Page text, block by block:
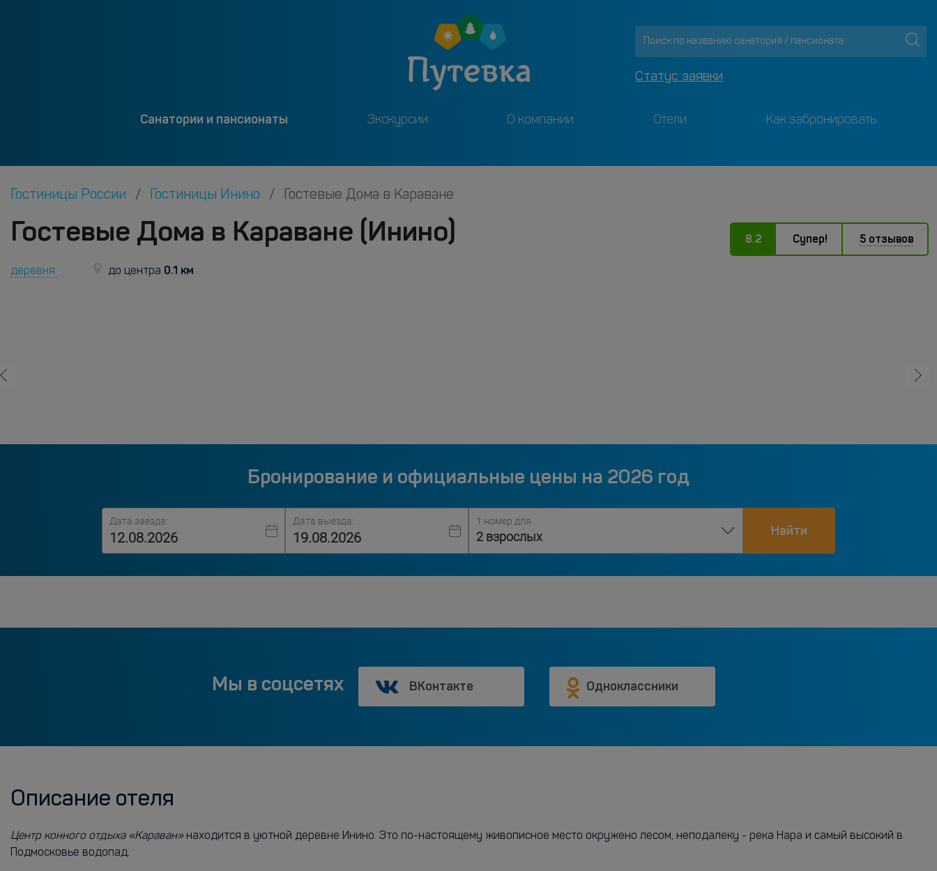
Статус заявки
Санатории и пансионаты Экскурсии О компании Отели Как забронировать
Гостиницы России Гостиницы Инино Гостевые Дома в Караване
Гостевые Дома в Караване (Инино)
деревня до центра 0.1 км
8.2 Супер! 5 отзывов
Бронирование и официальные цены на 2026 год
Дата заезда: Дата выезда: 1 номер для
2 взрослых Найти
Мы в соцсетях ВКонтакте Одноклассники
Описание отеля
Центр конного отдыха «Караван»находится в уютной деревне Инино. Это по-настоящему живописное место окружено лесом, неподалеку - река Нара и самый высокий в
Подмосковье водопад.